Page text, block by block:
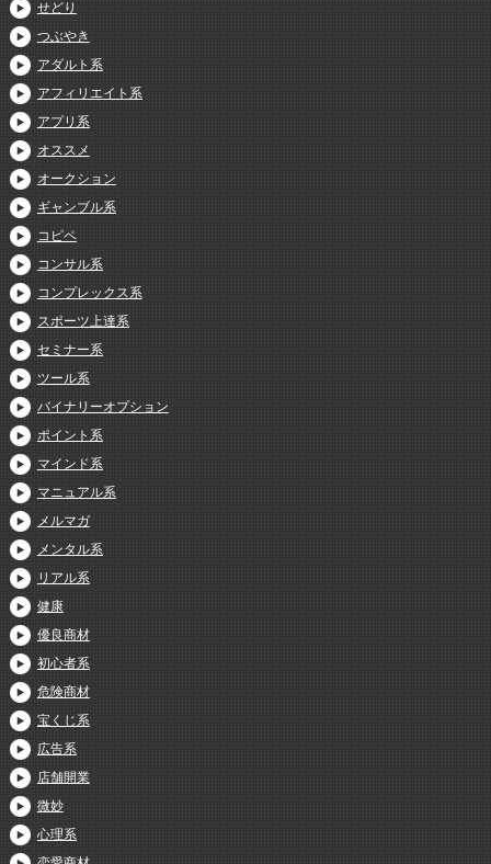
せどり
つぶやき
アダルト系
アフィリエイト系
アプリ系
オススメ
オークション
ギャンブル系
コピペ
コンサル系
コンプレックス系
スポーツ上達系
セミナー系
ツール系
バイナリーオプション
ポイント系
マインド系
マニュアル系
メルマガ
メンタル系
リアル系
健康
優良商材
初心者系
危険商材
宝くじ系
広告系
店舗開業
微妙
心理系